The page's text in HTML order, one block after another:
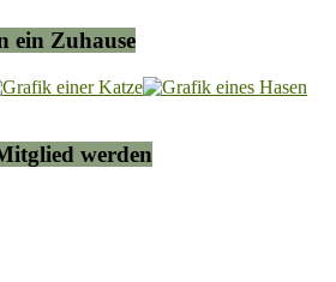
ein Zuhause
werden